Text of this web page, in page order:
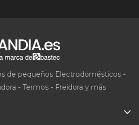
de pequeños Electrodomésticos -
- Termos - Freidora y más